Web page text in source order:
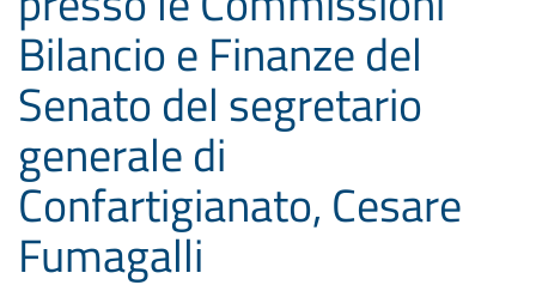
Bilancio e Finanze del
Senato del segretario
generale di
Confartigianato, Cesare
Fumagalli